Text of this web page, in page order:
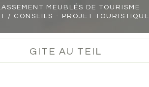
MEUBLÉS DE TOURISME
/ CONSEILS - PROJET TOURISTIQUE
GITE AU TEIL